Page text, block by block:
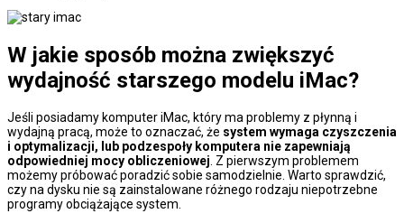
W jakie sposób można zwiększyć
wydajność starszego modelu iMac?
Jeśli posiadamy komputer iMac, który ma problemy z płynną i
wydajną pracą, może to oznaczać, że system wymaga czyszczenia
i optymalizacji, lub podzespoły komputera nie zapewniają
odpowiedniej mocy obliczeniowej. Z pierwszym problemem
możemy próbować poradzić sobie samodzielnie. Warto sprawdzić,
czy na dysku nie są zainstalowane różnego rodzaju niepotrzebne
programy obciążające system.